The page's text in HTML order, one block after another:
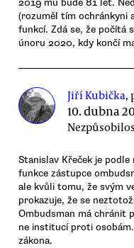
2019 mu bude 81 let.
(rozuměl tím ochránkyni
funkcí. Zdá se, že počítá
únoru 2020, kdy končí
Jiří Kubička,
10. dubna
Stanislav Křeček je
funkce zástupce
ale kvůli tomu, že svým
prokazuje, že se
Ombudsman má chránit
ne institucí proti
zákona.